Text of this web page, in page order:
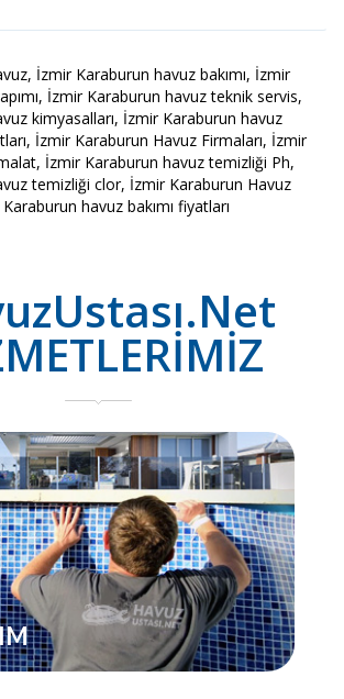
İzmir Karaburun havuz bakımı, İzmir
İzmir Karaburun havuz teknik servis,
kimyasalları, İzmir Karaburun havuz
İzmir Karaburun Havuz Firmaları, İzmir
İzmir Karaburun havuz temizliği Ph,
temizliği clor, İzmir Karaburun Havuz
havuz bakımı fiyatları